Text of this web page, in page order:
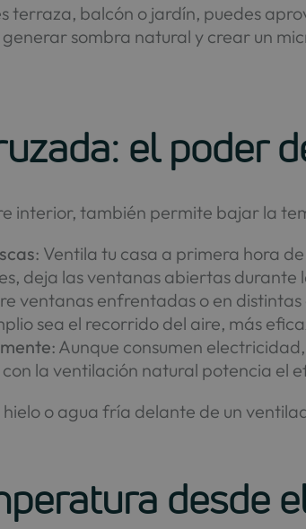
terraza, balcón o jardín, puedes
sombra natural y crear un
el poder
interior, también permite bajar la
: Ventila tu casa a primera hora
deja las ventanas abiertas
ventanas enfrentadas o en
sea el recorrido del aire, más
: Aunque consumen
la ventilación natural potencia el
o agua fría delante de un
desde